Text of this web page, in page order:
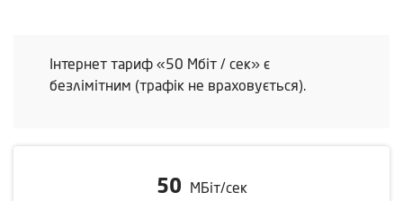
Інтернет тариф «50 Мбіт / сек» є
безлімітним (трафік не враховується).
50 МБіт/сек